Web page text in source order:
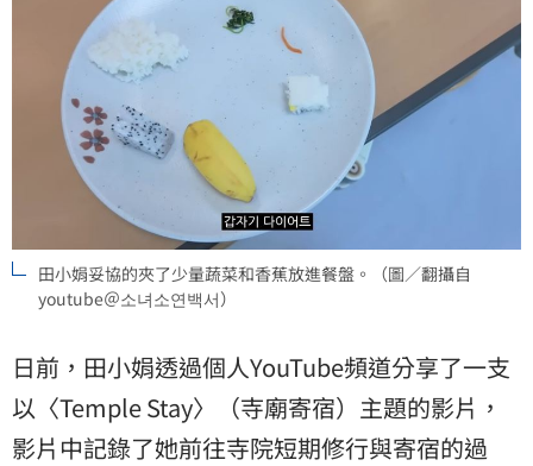
田小娟妥協的夾了少量蔬菜和香蕉放進餐盤。（圖／翻攝自
youtube＠소녀소연백서）
日前，田小娟透過個人YouTube頻道分享了一支
以〈Temple Stay〉（寺廟寄宿）主題的影片，
影片中記錄了她前往寺院短期修行與寄宿的過